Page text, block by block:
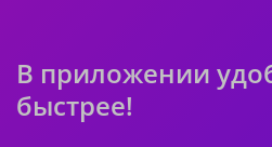
В приложении
быстрее!